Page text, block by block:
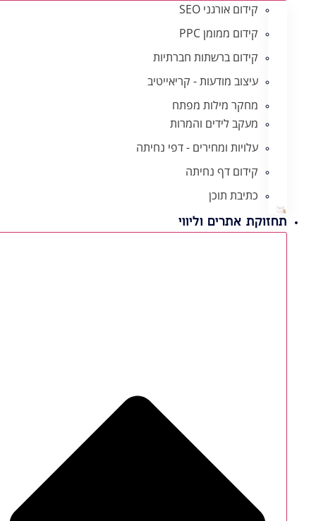
קידום אורגני SEO
קידום ממומן PPC
קידום ברשתות חברתיות
עיצוב מודעות - קריאייטיב
מחקר מילות מפתח
מעקב לידים והמרות
עלויות ומחירים - דפי נחיתה
קידום דף נחיתה
כתיבת תוכן
תחזוקת אתרים וליווי